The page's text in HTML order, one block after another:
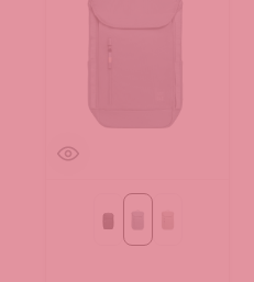
Blackmonochrome marlin